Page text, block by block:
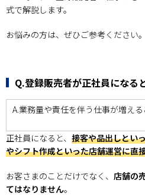
式で解説します。
お悩みの方は、ぜひご参考ください。
Q.登録販売者が正社員になる
A.業務量や責任を伴う仕事が増える
正社員になると、 接客や品出しとい
やシフト作成といった店舗運営に直
お客さまのことだけでなく、 店舗の
てはなりません。